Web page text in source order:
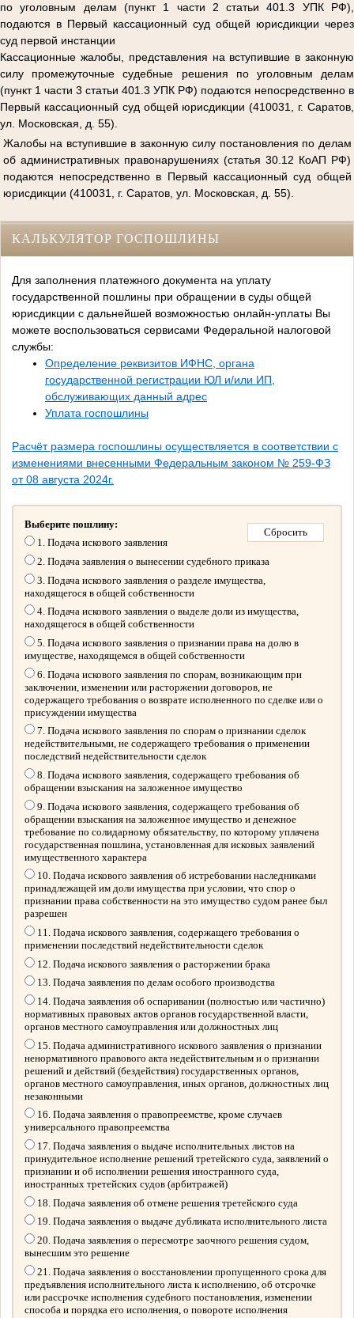
по уголовным делам (пункт 1 части 2 статьи 401.3 УПК РФ),
подаются в Первый кассационный суд общей юрисдикции через
суд первой инстанции
Кассационные жалобы, представления на вступившие в законную
силу промежуточные судебные решения по уголовным делам
(пункт 1 части 3 статьи 401.3 УПК РФ) подаются непосредственно в
Первый кассационный суд общей юрисдикции (410031, г. Саратов,
ул. Московская, д. 55).
Жалобы на вступившие в законную силу постановления по делам
об административных правонарушениях (статья 30.12 КоАП РФ)
подаются непосредственно в Первый кассационный суд общей
юрисдикции (410031, г. Саратов, ул. Московская, д. 55).
КАЛЬКУЛЯТОР ГОСПОШЛИНЫ
Для заполнения платежного документа на уплату
государственной пошлины при обращении в суды общей
юрисдикции с дальнейшей возможностью онлайн-уплаты Вы
можете воспользоваться сервисами Федеральной налоговой
службы:
Определение реквизитов ИФНС, органа
государственной регистрации ЮЛ и/или ИП,
обслуживающих данный адрес
Уплата госпошлины
Расчёт размера госпошлины осуществляется в соответствии с
изменениями внесенными Федеральным законом № 259-ФЗ
от 08 августа 2024г.
Выберите пошлину:
1. Подача искового заявления
2. Подача заявления о вынесении судебного приказа
3. Подача искового заявления о разделе имущества,
находящегося в общей собственности
4. Подача искового заявления о выделе доли из имущества,
находящегося в общей собственности
5. Подача искового заявления о признании права на долю в
имуществе, находящемся в общей собственности
6. Подача искового заявления по спорам, возникающим при
заключении, изменении или расторжении договоров, не
содержащего требования о возврате исполненного по сделке или о
присуждении имущества
7. Подача искового заявления по спорам о признании сделок
недействительными, не содержащего требования о применении
последствий недействительности сделок
8. Подача искового заявления, содержащего требования об
обращении взыскания на заложенное имущество
9. Подача искового заявления, содержащего требования об
обращении взыскания на заложенное имущество и денежное
требование по солидарному обязательству, по которому уплачена
государственная пошлина, установленная для исковых заявлений
имущественного характера
10. Подача искового заявления об истребовании наследниками
принадлежащей им доли имущества при условии, что спор о
признании права собственности на это имущество судом ранее был
разрешен
11. Подача искового заявления, содержащего требования о
применении последствий недействительности сделок
12. Подача искового заявления о расторжении брака
13. Подача заявления по делам особого производства
14. Подача заявления об оспаривании (полностью или частично)
нормативных правовых актов органов государственной власти,
органов местного самоуправления или должностных лиц
15. Подача административного искового заявления о признании
ненормативного правового акта недействительным и о признании
решений и действий (бездействия) государственных органов,
органов местного самоуправления, иных органов, должностных лиц
незаконными
16. Подача заявления о правопреемстве, кроме случаев
универсального правопреемства
17. Подача заявления о выдаче исполнительных листов на
принудительное исполнение решений третейского суда, заявлений о
признании и об исполнении решения иностранного суда,
иностранных третейских судов (арбитражей)
18. Подача заявления об отмене решения третейского суда
19. Подача заявления о выдаче дубликата исполнительного листа
20. Подача заявления о пересмотре заочного решения судом,
вынесшим это решение
21. Подача заявления о восстановлении пропущенного срока для
предъявления исполнительного листа к исполнению, об отсрочке
или рассрочке исполнения судебного постановления, изменении
способа и порядка его исполнения, о повороте исполнения